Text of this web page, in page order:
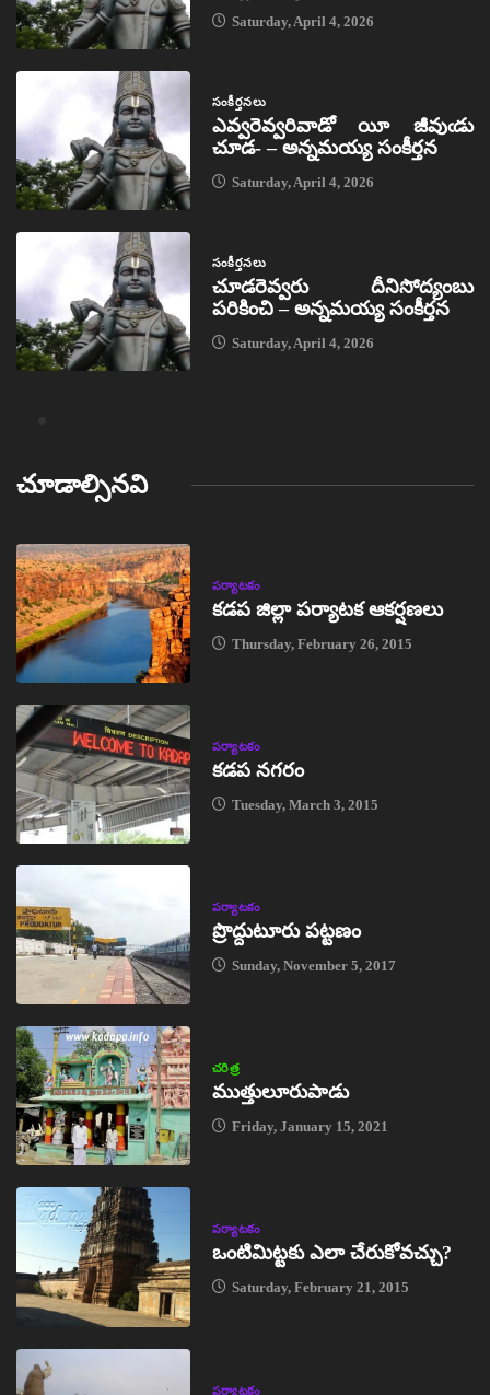
Saturday, April 4, 2026
సంకీర్తనలు
ఎవ్వరెవ్వరివాడో యీ జీవుఁడు
చూడ- – అన్నమయ్య సంకీర్తన
Saturday, April 4, 2026
సంకీర్తనలు
చూడరెవ్వరు దీనిసోద్యంబు
పరికించి – అన్నమయ్య సంకీర్తన
Saturday, April 4, 2026
చూడాల్సినవి
పర్యాటకం
కడప జిల్లా పర్యాటక ఆకర్షణలు
Thursday, February 26, 2015
పర్యాటకం
కడప నగరం
Tuesday, March 3, 2015
పర్యాటకం
ప్రొద్దుటూరు పట్టణం
Sunday, November 5, 2017
చరిత్ర
ముత్తులూరుపాడు
Friday, January 15, 2021
పర్యాటకం
ఒంటిమిట్టకు ఎలా చేరుకోవచ్చు?
Saturday, February 21, 2015
పర్యాటకం